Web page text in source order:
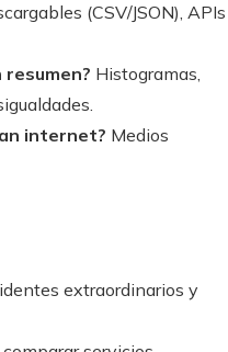
(CSV/JSON), APIs
Histogramas,
internet? Medios
extraordinarios y